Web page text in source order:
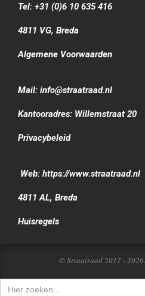
Tel: +31 (0)6 10 635 416
4811 VG, Breda
Algemene Voorwaarden
Mail: info@straatraad.nl
Kantooradres: Willemstraat 20
Privacybeleid
Web: https://www.straatraad.nl
4811 AL, Breda
Huisregels
© Straatraad 2012 -
Zoek
naar: